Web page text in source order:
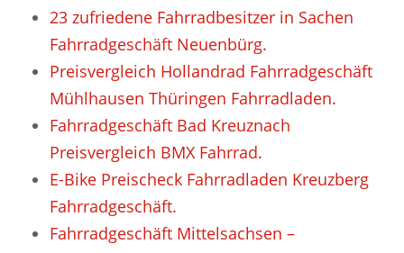
23 zufriedene Fahrradbesitzer in Sachen
Fahrradgeschäft Neuenbürg.
Preisvergleich Hollandrad Fahrradgeschäft
Mühlhausen Thüringen Fahrradladen.
Fahrradgeschäft Bad Kreuznach
Preisvergleich BMX Fahrrad.
E-Bike Preischeck Fahrradladen Kreuzberg
Fahrradgeschäft.
Fahrradgeschäft Mittelsachsen –